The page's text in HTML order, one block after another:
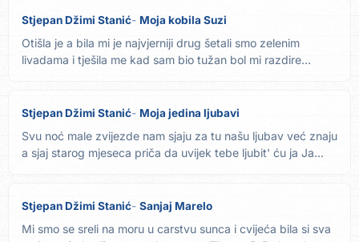
Stjepan Džimi Stanić Moja kobila Suzi
Otišla je a bila mi je najvjerniji drug šetali smo zelenim
livadama i tješila me kad sam bio tužan bol mi razdire
Stjepan Džimi Stanić Moja jedina ljubavi
Svu noć male zvijezde nam sjaju za tu našu ljubav već znaju
a sjaj starog mjeseca priča da uvijek tebe ljubit' ću ja Ja...
Stjepan Džimi Stanić Sanjaj Marelo
Mi smo se sreli na moru u carstvu sunca i cvijeća bila si sva